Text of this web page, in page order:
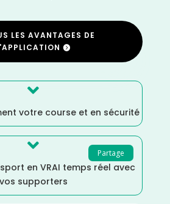
LES AVANTAGES DE

votre course et en sécurité
Partage

en VRAI temps réel avec
vos supporters